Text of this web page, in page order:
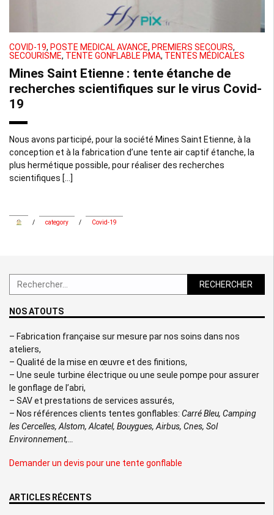
COVID-19, POSTE MÉDICAL AVANCÉ, PREMIERS SECOURS,
SECOURISME, TENTE GONFLABLE PMA, TENTES MÉDICALES
Mines Saint Etienne : tente étanche de
recherches scientifiques sur le virus Covid-
19
Nous avons participé, pour la société Mines Saint Etienne, à la
conception et à la fabrication d’une tente air captif étanche, la
plus hermétique possible, pour réaliser des recherches
scientifiques […]
/ category / Covid-19
Rechercher :
NOS ATOUTS
– Fabrication française sur mesure par nos soins dans nos
ateliers,
– Qualité de la mise en œuvre et des finitions,
– Une seule turbine électrique ou une seule pompe pour assurer
le gonflage de l’abri,
– SAV et prestations de services assurés,
– Nos références clients tentes gonflables: Carré Bleu, Camping
les Cercelles, Alstom, Alcatel, Bouygues, Airbus, Cnes, Sol
Environnement,…
Demander un devis pour une tente gonflable
ARTICLES RÉCENTS